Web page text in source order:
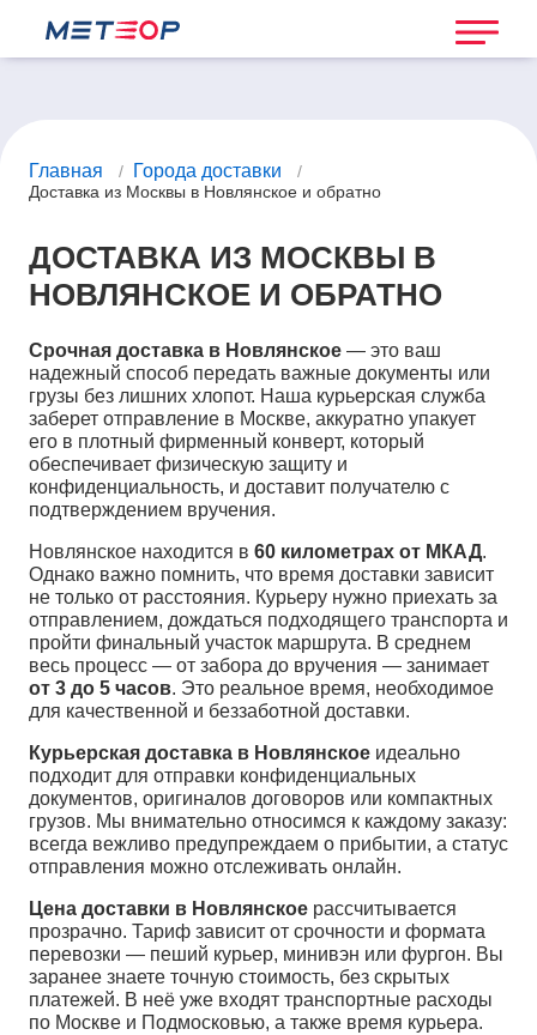
Главная / Города доставки
/
Доставка из Москвы в Новлянское и обратно
ДОСТАВКА ИЗ МОСКВЫ В
НОВЛЯНСКОЕ И ОБРАТНО
Срочная доставка в Новлянское — это ваш
надежный способ передать важные документы или
грузы без лишних хлопот. Наша курьерская служба
заберет отправление в Москве, аккуратно упакует
его в плотный фирменный конверт, который
обеспечивает физическую защиту и
конфиденциальность, и доставит получателю с
подтверждением вручения.
Новлянское находится в 60 километрах от МКАД.
Однако важно помнить, что время доставки зависит
не только от расстояния. Курьеру нужно приехать за
отправлением, дождаться подходящего транспорта и
пройти финальный участок маршрута. В среднем
весь процесс — от забора до вручения — занимает
от 3 до 5 часов. Это реальное время, необходимое
для качественной и беззаботной доставки.
Курьерская доставка в Новлянское идеально
подходит для отправки конфиденциальных
документов, оригиналов договоров или компактных
грузов. Мы внимательно относимся к каждому заказу:
всегда вежливо предупреждаем о прибытии, а статус
отправления можно отслеживать онлайн.
Цена доставки в Новлянское рассчитывается
прозрачно. Тариф зависит от срочности и формата
перевозки — пеший курьер, минивэн или фургон. Вы
заранее знаете точную стоимость, без скрытых
платежей. В неё уже входят транспортные расходы
по Москве и Подмосковью, а также время курьера.